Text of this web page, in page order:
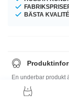
BÄSTA
En underbar produkt